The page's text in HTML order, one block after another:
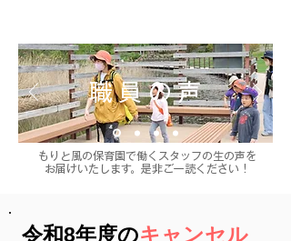
職員の声
もりと風の保育園で働くスタッフの生の声を
お届けいたします。是非ご一読ください！
令和8年度のキャンセル